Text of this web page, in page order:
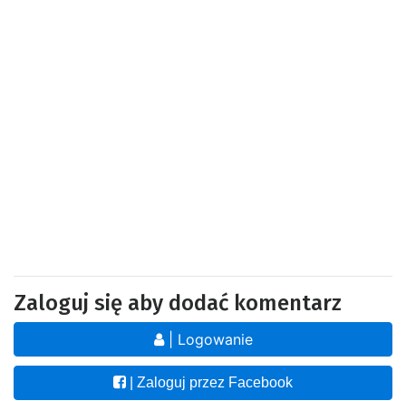
Zaloguj się aby dodać komentarz
| Logowanie
| Zaloguj przez Facebook